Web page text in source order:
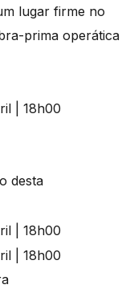
lugar firme no
prima operática
desta